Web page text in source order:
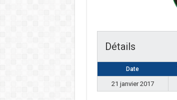
Détails
Date
21 janvier 2017